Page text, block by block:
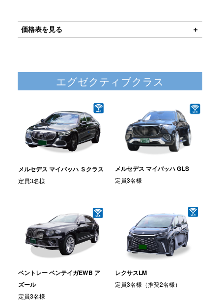
価格表を見る
エグゼクティブクラス
メルセデス マイバッハ Ｓクラス
定員3名様
メルセデス マイバッハ GLS
定員3名様
ベントレー ベンテイガEWB ア
ズール
定員3名様
レクサスLM
定員3名様（推奨2名様）